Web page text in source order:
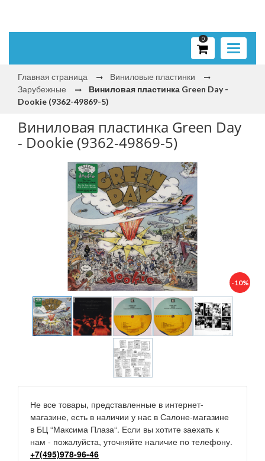
Toggle
0
Главная страница
Виниловые пластинки
Зарубежные
Виниловая пластинка Green Day -
Dookie (9362-49869-5)
Виниловая пластинка Green Day
- Dookie (9362-49869-5)
-10%
Не все товары, представленные в интернет-
магазине, есть в наличии у нас в Салоне-магазине
в БЦ “Максима Плаза“. Если вы хотите заехать к
нам - пожалуйста, уточняйте наличие по телефону.
+7(495)978-96-46